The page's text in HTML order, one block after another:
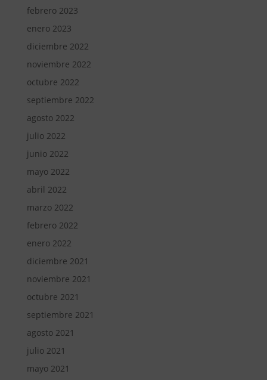
febrero 2023
enero 2023
diciembre 2022
noviembre 2022
octubre 2022
septiembre 2022
agosto 2022
julio 2022
junio 2022
mayo 2022
abril 2022
marzo 2022
febrero 2022
enero 2022
diciembre 2021
noviembre 2021
octubre 2021
septiembre 2021
agosto 2021
julio 2021
mayo 2021